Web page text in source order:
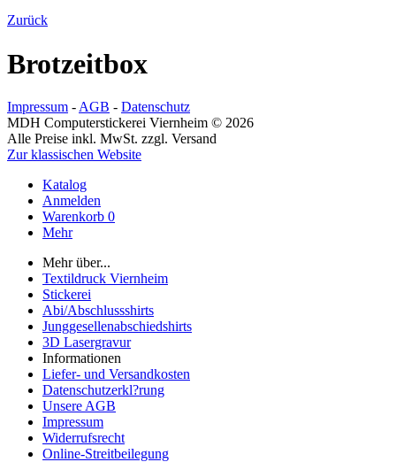
Zurück
Brotzeitbox
Impressum - AGB - Datenschutz
MDH Computerstickerei Viernheim © 2026
Alle Preise inkl. MwSt. zzgl. Versand
Zur klassischen Website
Katalog
Anmelden
Warenkorb 0
Mehr
Mehr über...
Textildruck Viernheim
Stickerei
Abi/Abschlussshirts
Junggesellenabschiedshirts
3D Lasergravur
Informationen
Liefer- und Versandkosten
Datenschutzerkl?rung
Unsere AGB
Impressum
Widerrufsrecht
Online-Streitbeilegung